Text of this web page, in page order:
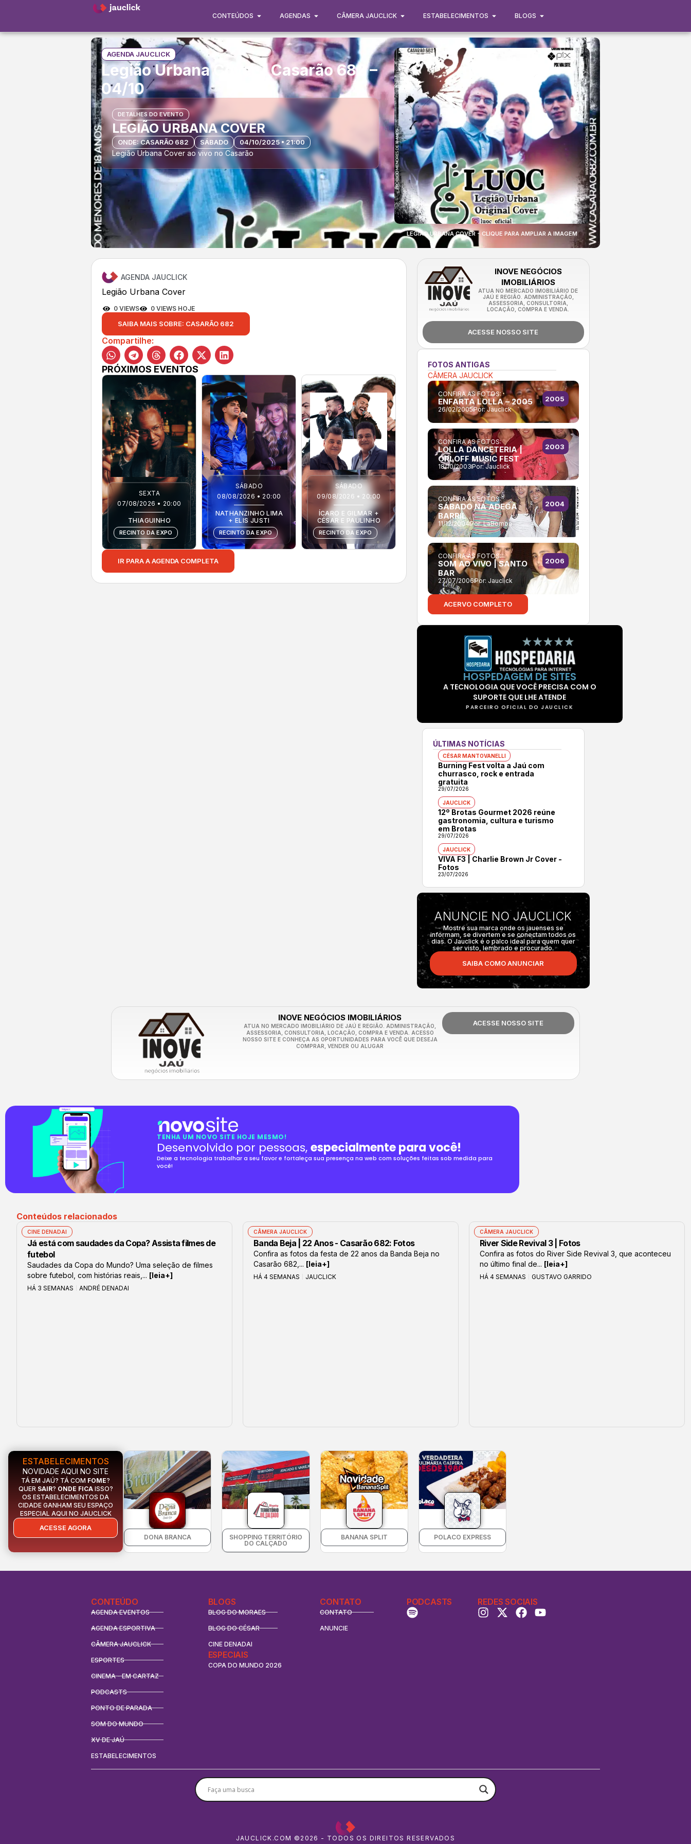
CONTEÚDOS AGENDAS CÂMERA JAUCLICK ESTABELECIMENTOS BLOGS
AGENDA JAUCLICK
Legião Urbana Cover | Casarão 682 –
04/10
DETALHES DO EVENTO
LEGIÃO URBANA COVER
ONDE: CASARÃO 682 SÁBADO 04/10/2025 • 21:00
Legião Urbana Cover ao vivo no Casarão
LEGIÃO URBANA COVER - CLIQUE PARA AMPLIAR A IMAGEM
AGENDA JAUCLICK
Legião Urbana Cover
0 VIEWS 0 VIEWS HOJE
SAIBA MAIS SOBRE: CASARÃO 682
Compartilhe:
PRÓXIMOS EVENTOS
SEXTA
07/08/2026 • 20:00
THIAGUINHO
RECINTO DA EXPO
SÁBADO
08/08/2026 • 20:00
NATHANZINHO LIMA
+ ELIS JUSTI
RECINTO DA EXPO
SÁBADO
09/08/2026 • 20:00
ÍCARO E GILMAR +
CÉSAR E PAULINHO
RECINTO DA EXPO
IR PARA A AGENDA COMPLETA
INOVE NEGÓCIOS
IMOBILIÁRIOS
ATUA NO MERCADO IMOBILIÁRIO DE
JAÚ E REGIÃO. ADMINISTRAÇÃO,
ASSESSORIA, CONSULTORIA,
LOCAÇÃO, COMPRA E VENDA.
ACESSE NOSSO SITE
FOTOS ANTIGAS
CÂMERA JAUCLICK
CONFIRA AS FOTOS:
ENFARTA LOLLA – 2005
26/02/2005Por:Jauclick
2005
CONFIRA AS FOTOS:
LOLLA DANCETERIA |
ORLOFF MUSIC FEST
18/10/2003Por:Jauclick
2003
CONFIRA AS FOTOS:
SÁBADO NA ADEGA
BARRIL
11/12/2004Por:LaBomba
2004
CONFIRA AS FOTOS:
SOM AO VIVO | SANTO
BAR
27/07/2006Por: Jauclick
2006
ACERVO COMPLETO
HOSPEDAGEM DE SITES
A TECNOLOGIA QUE VOCÊ PRECISA COM O
SUPORTE QUE LHE ATENDE
PARCEIRO OFICIAL DO JAUCLICK
ÚLTIMAS NOTÍCIAS
CÉSAR MANTOVANELLI
Burning Fest volta a Jaú com
churrasco, rock e entrada
gratuita
29/07/2026
JAUCLICK
12º Brotas Gourmet 2026 reúne
gastronomia, cultura e turismo
em Brotas
29/07/2026
JAUCLICK
VIVA F3 | Charlie Brown Jr Cover -
Fotos
23/07/2026
ANUNCIE NO JAUCLICK
Mostre sua marca onde os jauenses se
informam, se divertem e se conectam todos os
dias. O Jauclick é o palco ideal para quem quer
ser visto, lembrado e procurado.
SAIBA COMO ANUNCIAR
INOVE NEGÓCIOS IMOBILIÁRIOS
ATUA NO MERCADO IMOBILIÁRIO DE JAÚ E REGIÃO. ADMINISTRAÇÃO,
ASSESSORIA, CONSULTORIA, LOCAÇÃO, COMPRA E VENDA. ACESSO
NOSSO SITE E CONHEÇA AS OPORTUNIDADES PARA VOCÊ QUE DESEJA
COMPRAR, VENDER OU ALUGAR
ACESSE NOSSO SITE
TENHA UM NOVO SITE HOJE MESMO!
Desenvolvido por pessoas,especialmente para você!
Deixe a tecnologia trabalhar a seu favor e fortaleça sua presença na web com soluções feitas sob medida para
você!
Conteúdos relacionados
CINE DENADAI
Já está com saudades da Copa? Assista filmes de
futebol
Saudades da Copa do Mundo? Uma seleção de filmes
sobre futebol, com histórias reais,... [leia+]
HÁ 3 SEMANAS ANDRÉ DENADAI
CÂMERA JAUCLICK
Banda Beja | 22 Anos - Casarão 682: Fotos
Confira as fotos da festa de 22 anos da Banda Beja no
Casarão 682,... [leia+]
HÁ 4 SEMANAS JAUCLICK
CÂMERA JAUCLICK
River Side Revival 3 | Fotos
Confira as fotos do River Side Revival 3, que aconteceu
no último final de... [leia+]
HÁ 4 SEMANAS GUSTAVO GARRIDO
DONA BRANCA
SHOPPING TERRITÓRIO
DO CALÇADO
BANANA SPLIT POLACO EXPRESS
ESTABELECIMENTOS
NOVIDADE AQUI NO SITE
TÁ EM JAÚ? TÁ COM FOME?
QUER SAIR? ONDE FICAISSO?
OS ESTABELECIMENTOS DA
CIDADE GANHAM SEU ESPAÇO
ESPECIAL AQUI NO JAUCLICK
ACESSE AGORA
CONTEÚDO
AGENDA EVENTOS
AGENDA ESPORTIVA
CÂMERA JAUCLICK
ESPORTES
CINEMA - EM CARTAZ
PODCASTS
PONTO DE PARADA
SOM DO MUNDO
XV DE JAÚ
ESTABELECIMENTOS
BLOGS
BLOG DO MORAES
BLOG DO CÉSAR
CINE DENADAI
ESPECIAIS
COPA DO MUNDO 2026
CONTATO
CONTATO
ANUNCIE
PODCASTS REDES SOCIAIS
JAUCLICK.COM ©2026 - TODOS OS DIREITOS RESERVADOS